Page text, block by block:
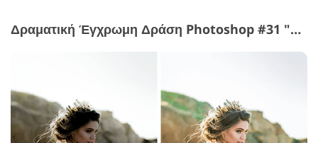
Δραματική Έγχρωμη Δράση Photoshop #31 "Film"